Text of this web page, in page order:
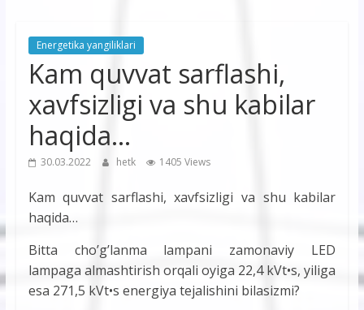
korxonasi”
Energetika yangiliklari
Kam quvvat sarflashi,
xavfsizligi va shu kabilar
haqida…
30.03.2022 hetk 1405 Views
Kam quvvat sarflashi, xavfsizligi va shu kabilar
haqida…
Bitta cho’g’lanma lampani zamonaviy LED
lampaga almashtirish orqali oyiga 22,4 kVt•s, yiliga
esa 271,5 kVt•s energiya tejalishini bilasizmi?